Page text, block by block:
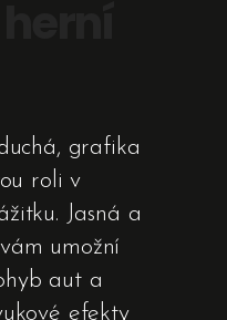
grafika
roli v
Jasná a
umožní
aut a
efekty